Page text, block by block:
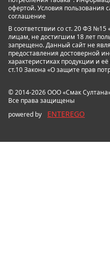
офертой. Условия пользования
соглашение
В соответствии со ст. 20 ФЗ
лицам, не достигшим 18 лет
запрещено. Данный сайт не
предоставления достоверной
характеристиках продукции и
ст.10 Закона «О защите прав
© 2014-2026 ООО «Смак
Все права защищены
powered by
ENTEREGO